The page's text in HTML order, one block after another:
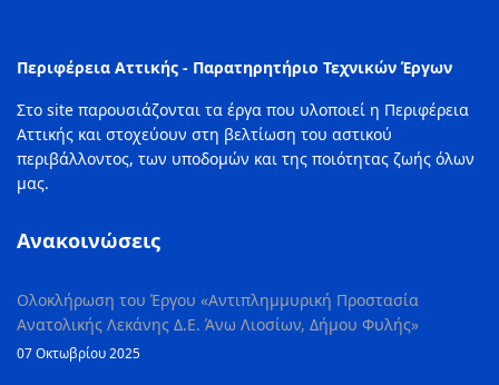
Περιφέρεια Αττικής - Παρατηρητήριο Τεχνικών Έργων
Στο site παρουσιάζονται τα έργα που υλοποιεί η Περιφέρεια
Αττικής και στοχεύουν στη βελτίωση του αστικού
περιβάλλοντος, των υποδομών και της ποιότητας ζωής όλων
μας.
Ανακοινώσεις
Ολοκλήρωση του Έργου «Αντιπλημμυρική Προστασία
Ανατολικής Λεκάνης Δ.Ε. Άνω Λιοσίων, Δήμου Φυλής»
07 Οκτωβρίου 2025